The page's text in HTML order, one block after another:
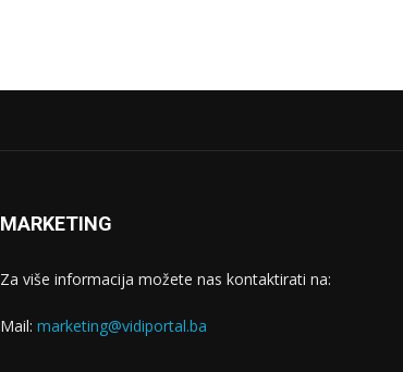
MARKETING
Za više informacija možete nas kontaktirati na:
Mail: marketing@vidiportal.ba